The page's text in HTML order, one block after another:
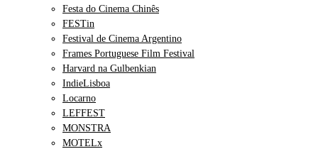
Festa do Cinema Chinês
FESTin
Festival de Cinema Argentino
Frames Portuguese Film Festival
Harvard na Gulbenkian
IndieLisboa
Locarno
LEFFEST
MONSTRA
MOTELx